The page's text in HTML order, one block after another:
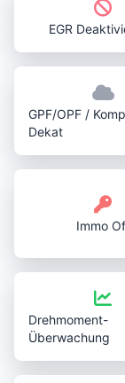
EGR
GPF/OPF /
Dekat
Immo
Drehmoment-
Überwachung